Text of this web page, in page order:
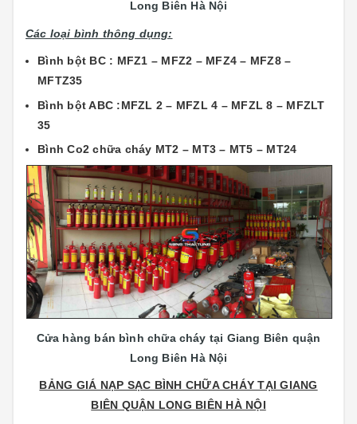
Long Biên Hà Nội
Các loại bình thông dụng:
Bình bột BC : MFZ1 – MFZ2 – MFZ4 – MFZ8 –
MFTZ35
Bình bột ABC :MFZL 2 – MFZL 4 – MFZL 8 – MFZLT
35
Bình Co2 chữa cháy MT2 – MT3 – MT5 – MT24
Cửa hàng bán bình chữa cháy tại Giang Biên quận
Long Biên Hà Nội
BẢNG GIÁ NẠP SẠC BÌNH CHỮA CHÁY TẠI GIANG
BIÊN QUẬN LONG BIÊN HÀ NỘI